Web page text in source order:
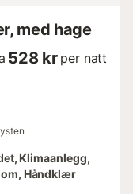
med hage
528 kr per natt
Klimaanlegg,
Håndklær